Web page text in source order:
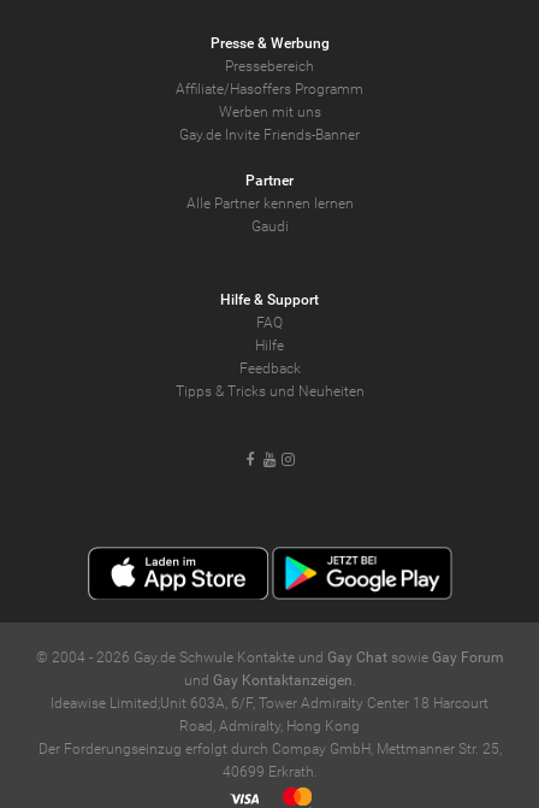
Presse & Werbung
Pressebereich
Affiliate/Hasoffers Programm
Werben mit uns
Gay.de Invite Friends-Banner
Partner
Alle Partner kennen lernen
Gaudi
Hilfe & Support
FAQ
Hilfe
Feedback
Tipps & Tricks und Neuheiten
Facebook
YoutubeInstagram
© 2004 - 2026 Gay.de Schwule Kontakte und Gay Chatsowie Gay Forum
und Gay Kontaktanzeigen.
Ideawise Limited;Unit 603A, 6/F, Tower Admiralty Center 18 Harcourt
Road, Admiralty, Hong Kong
Der Forderungseinzug erfolgt durch Compay GmbH, Mettmanner Str. 25,
40699 Erkrath.